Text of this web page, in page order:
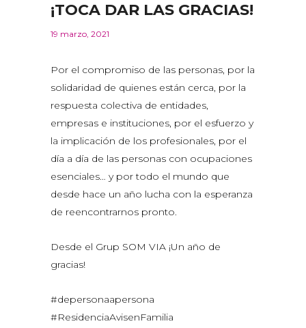
¡TOCA DAR LAS GRACIAS!
19 marzo, 2021
Por el compromiso de las personas, por la
solidaridad de quienes están cerca, por la
respuesta colectiva de entidades,
empresas e instituciones, por el esfuerzo y
la implicación de los profesionales, por el
día a día de las personas con ocupaciones
esenciales… y por todo el mundo que
desde hace un año lucha con la esperanza
de reencontrarnos pronto.
Desde el Grup SOM VIA ¡Un año de
gracias!
#depersonaapersona
#ResidenciaAvisenFamilia